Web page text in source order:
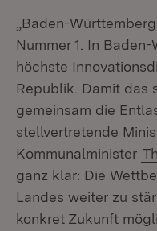
„Baden-
Nummer 1. In
höchste
Republik. Damit das
gemeinsam die
stellvertretende
Kommunalminister
ganz klar: Die
Landes weiter zu
konkret Zukunft